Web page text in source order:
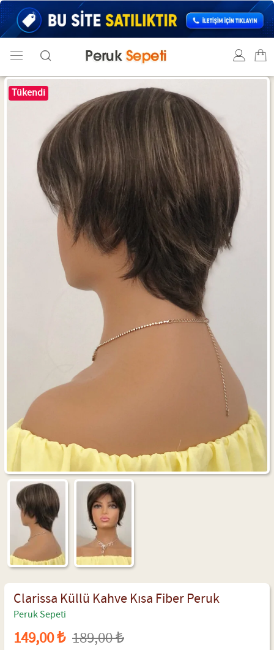
Tükendi
Clarissa Küllü Kahve Kısa Fiber Peruk
Peruk Sepeti
149,00 ₺ 189,00 ₺